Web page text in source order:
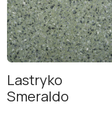
Lastryko
Smeraldo